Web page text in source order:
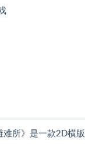
难所》是一款2D横